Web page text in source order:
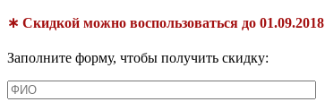
∗ Скидкой можно воспользоваться до 01.09.2018
Заполните форму, чтобы получить скидку: